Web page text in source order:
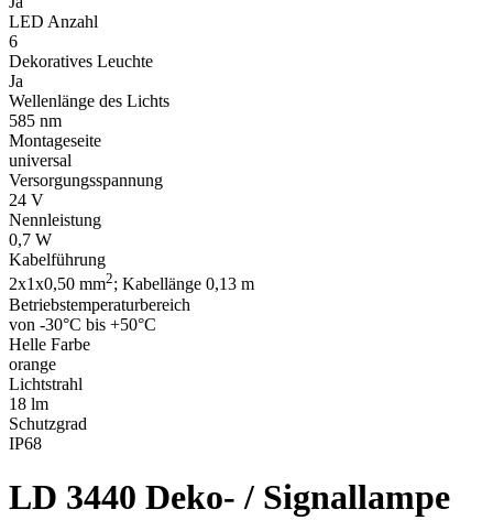
LED Anzahl
6
Dekoratives Leuchte
Ja
Wellenlänge des Lichts
585 nm
Montageseite
universal
Versorgungsspannung
24 V
Nennleistung
0,7 W
Kabelführung
2x1x0,50 mm2; Kabellänge 0,13 m
Betriebstemperaturbereich
von -30°C bis +50°C
Helle Farbe
orange
Lichtstrahl
18 lm
Schutzgrad
IP68
LD 3440 Deko- / Signallampe